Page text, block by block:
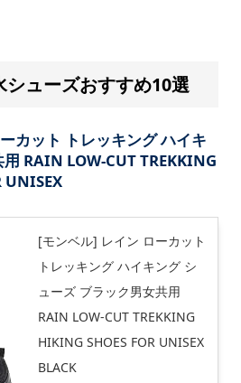
シューズおすすめ10選
カット トレッキング ハイキ
RAIN LOW-CUT TREKKING
UNISEX
[モンベル] レイン ローカット
トレッキング ハイキング シ
ューズ ブラック男女共用
RAIN LOW-CUT TREKKING
HIKING SHOES FOR UNISEX
BLACK